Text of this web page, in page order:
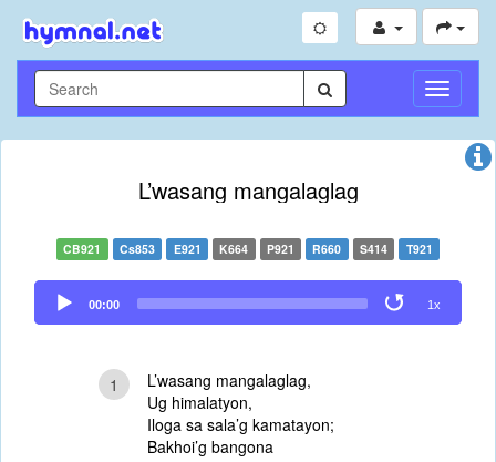
Toggle
L’wasang mangalaglag
CB921 Cs853 E921 K664 P921 R660 S414 T921
Audio
Player
00:00 1x
1
L’wasang mangalaglag,
Ug himalatyon,
Iloga sa sala’g kamatayon;
Bakhoi’g bangona